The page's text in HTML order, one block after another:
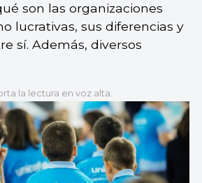
son las organizaciones
lucrativas, sus diferencias y
sí. Además, diversos
la lectura en voz alta.